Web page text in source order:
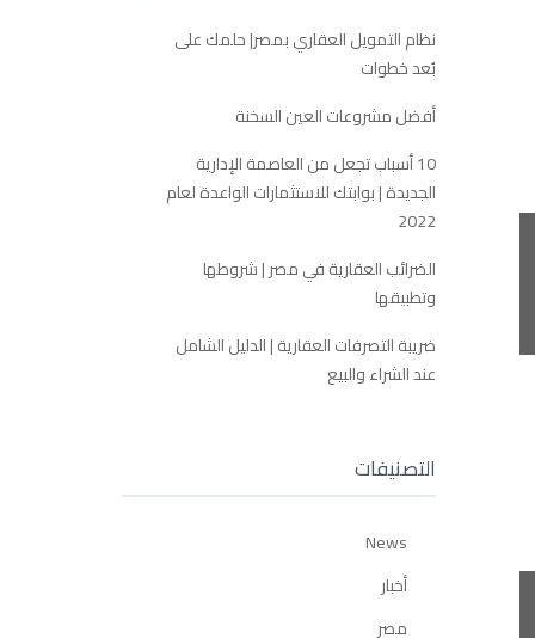
نظام التمويل العقاري بمصر| حلمك على
بُعد خطوات
أفضل مشروعات العين السخنة
10 أسباب تجعل من العاصمة الإدارية
الجديدة | بوابتك للاستثمارات الواعدة لعام
2022
الضرائب العقارية في مصر | شروطها
وتطبيقها
ضريبة التصرفات العقارية | الدليل الشامل
عند الشراء والبيع
التصنيفات
News
أخبار
مصر